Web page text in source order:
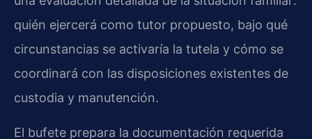
quién ejercerá como tutor propuesto, bajo qué
circunstancias se activaría la tutela y cómo se
coordinará con las disposiciones existentes de
custodia y manutención.
El bufete prepara la documentación requerida